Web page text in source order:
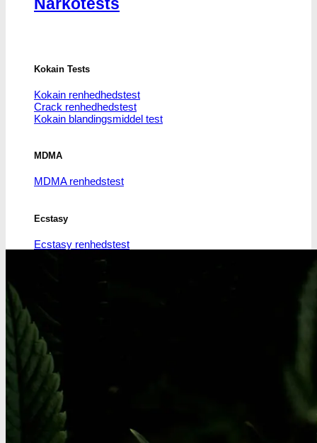
Kokain Tests
Kokain renhedhedstest
Crack renhedhedstest
Kokain blandingsmiddel test
MDMA
MDMA renhedstest
Ecstasy
Ecstasy renhedstest
Badesalte
Badesalte renhedstest
LSD renhedstest